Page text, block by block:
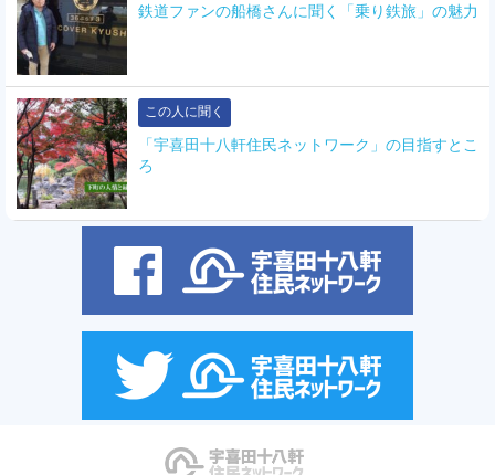
鉄道ファンの船橋さんに聞く「乗り鉄旅」の魅力
この人に聞く
「宇喜田十八軒住民ネットワーク」の目指すとこ
ろ